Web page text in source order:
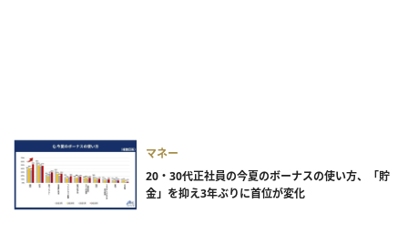
マネー
20・30代正社員の今夏のボーナスの使い方、「貯
金」を抑え3年ぶりに首位が変化